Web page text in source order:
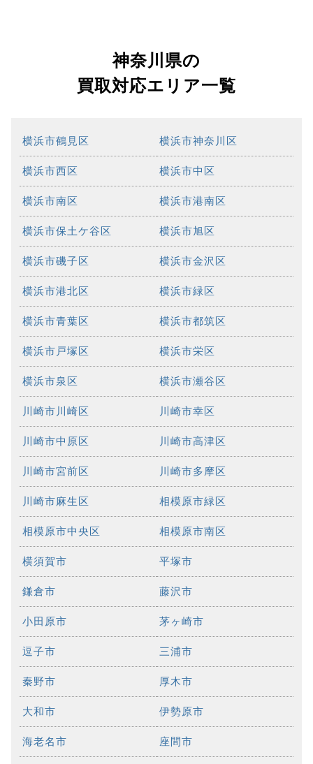
神奈川県の
買取対応エリア一覧
横浜市鶴見区 横浜市神奈川区
横浜市西区 横浜市中区
横浜市南区 横浜市港南区
横浜市保土ケ谷区 横浜市旭区
横浜市磯子区 横浜市金沢区
横浜市港北区 横浜市緑区
横浜市青葉区 横浜市都筑区
横浜市戸塚区 横浜市栄区
横浜市泉区 横浜市瀬谷区
川崎市川崎区 川崎市幸区
川崎市中原区 川崎市高津区
川崎市宮前区 川崎市多摩区
川崎市麻生区 相模原市緑区
相模原市中央区 相模原市南区
横須賀市 平塚市
鎌倉市 藤沢市
小田原市 茅ヶ崎市
逗子市 三浦市
秦野市 厚木市
大和市 伊勢原市
海老名市 座間市